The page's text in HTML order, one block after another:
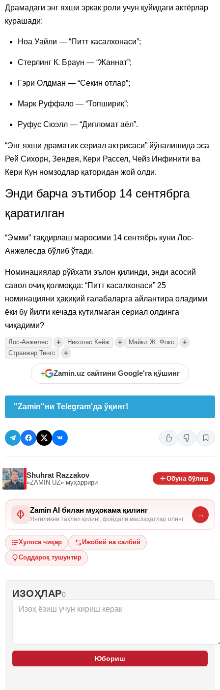
Драмадаги энг яхши эркак роли учун қуйидаги актёрлар
курашади:
Ноа Уайли — “Питт касалхонаси”;
Стерлинг К. Браун — “Жаннат”;
Гэри Олдман — “Секин отлар”;
Марк Руффало — “Топшириқ”;
Руфус Сюэлл — “Дипломат аёл”.
“Энг яхши драматик сериал актрисаси” йўналишида эса
Рей Сихорн, Зендея, Кери Рассел, Чейз Инфинити ва
Кери Кун номзодлар қаторидан жой олди.
Энди барча эътибор 14 сентябрга
қаратилган
“Эмми” тақдирлаш маросими 14 сентябрь куни Лос-
Анжелесда бўлиб ўтади.
Номинациялар рўйхати эълон қилинди, энди асосий
савол очиқ қолмоқда: “Питт касалхонаси” 25
номинацияни ҳақиқий ғалабаларга айлантира оладими
ёки бу йилги кечада кутилмаган сериал олдинга
чиқадими?
Лос-Анжелес + Николас Кейж + Майкл Ж. Фокс +
Странжер Тингс +
+ Zamin.uz сайтини Google'га қўшинг
"Zamin"ни Telegram'да ўқинг!
Shuhrat Razzakov
«ZAMIN.UZ» муҳаррири
Обуна бўлиш
Zamin AI билан муҳокама қилинг
Янгиликни таҳлил қилинг, фойдали маслаҳатлар олинг
→
Хулоса чиқар Ижобий ва салбий
Соддароқ тушунтир
ИЗОҲЛАР0
Юбориш